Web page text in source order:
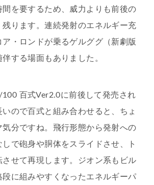
を要するため、威力よりも前後の
ります。連続発射のエネルギー充
・ロンドが乗るゲルググ（新劇版
する場面もありました。
百式Ver2.0に前後して発売され
いので百式と組み合わせると、ちょ
気分ですね。飛行形態から発射への
で砲身や胴体をスライドさせ、ト
させて再現します。ジオン系もビル
段に組みやすくなったエネルギーパ